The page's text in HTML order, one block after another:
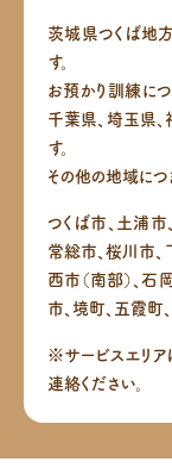
茨城県つくば地
す。
お預かり訓練につ
千葉県、埼玉県、
す。
その他の地域につ
つくば市、土浦市
常総市、桜川市、
西市（南部）、石
市、境町、五霞
※サービスエリア
連絡ください。